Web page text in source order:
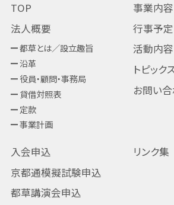
TOP
法人概要
都草とは／設立趣旨
沿革
役員・顧問・事務局
貸借対照表
定款
事業計画
事業内容
行事予定
活動内容
トピック
お問い
入会申込
京都通模擬試験申込
都草講演会申込
リンク集